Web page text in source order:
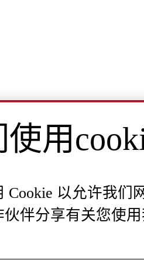
使用
Cookie 以允许我们
伙伴分享有关您使